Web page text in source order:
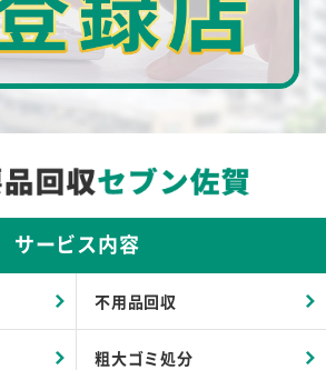
サービス内容
不用品回収
粗大ゴミ処分